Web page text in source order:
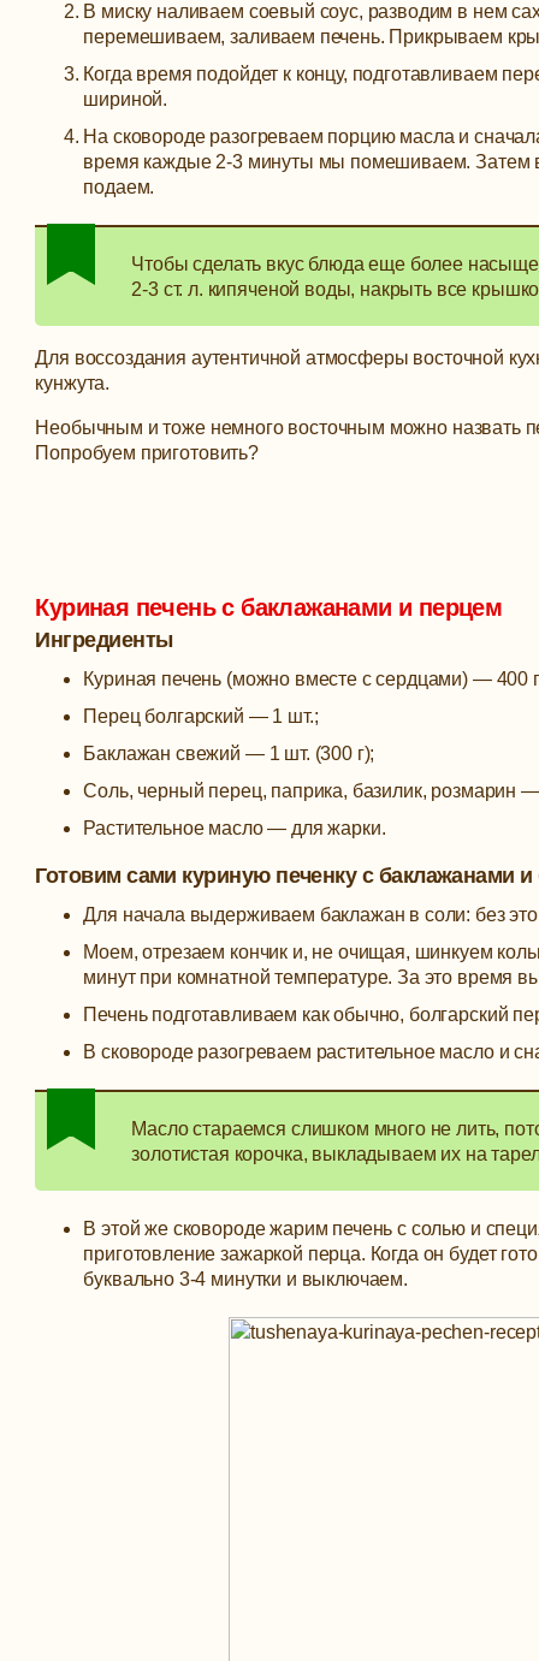
В миску наливаем соевый соус, разводим в нем
перемешиваем, заливаем печень. Прикрываем
Когда время подойдет к концу, подготавливаем
шириной.
На сковороде разогреваем порцию масла и
время каждые 2-3 минуты мы помешиваем. Затем
подаем.
Чтобы сделать вкус блюда еще более
2-3 ст. л. кипяченой воды, накрыть все
Для воссоздания аутентичной атмосферы восточной
кунжута.
Необычным и тоже немного восточным можно назвать
Попробуем приготовить?
Куриная печень с баклажанами и перцем
Ингредиенты
Куриная печень (можно вместе с сердцами) — 400
Перец болгарский — 1 шт.;
Баклажан свежий — 1 шт. (300 г);
Соль, черный перец, паприка, базилик, розмарин —
Растительное масло — для жарки.
Готовим сами куриную печенку с баклажанами
Для начала выдерживаем баклажан в соли: без
Моем, отрезаем кончик и, не очищая, шинкуем
минут при комнатной температуре. За это время
Печень подготавливаем как обычно, болгарский
В сковороде разогреваем растительное масло и
Масло стараемся слишком много не лить,
золотистая корочка, выкладываем их на
В этой же сковороде жарим печень с солью и
приготовление зажаркой перца. Когда он будет
буквально 3-4 минутки и выключаем.